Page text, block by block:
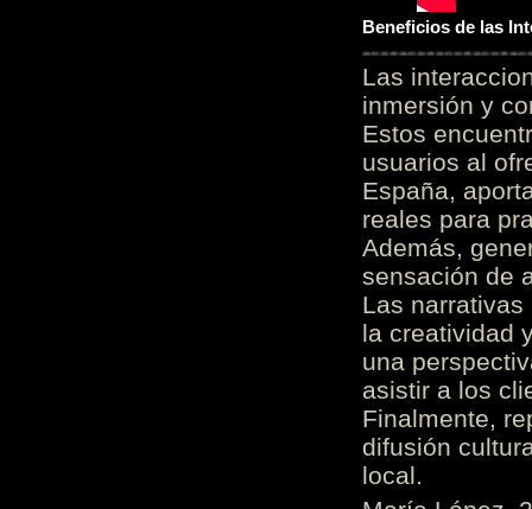
Beneficios de las
Las
inmersión y
Estos
usuarios al
España,
reales para
Además,
sensación de
Las
la creatividad
una
asistir a los
Finalmente,
difusión
local.